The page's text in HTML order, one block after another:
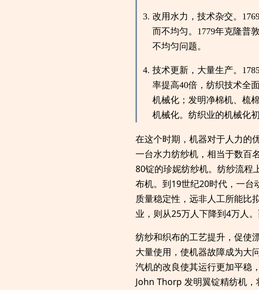
改用水力，技术杂交。
而不均匀。1779年克隆普
不均匀问题。
技术更新，大量生产。
率提高40倍，纺织技术全
机械化；发明净棉机、梳
机械化。纺织业的机械化初
在这个时期，机器对于人力的
一台水力纺纱机，相当于数百
80锭的珍妮纺纱机。纺纱流程
布机。到19世纪20时代，一台
质量稳定性，远非人工所能比
业，则从25万人下降到4万人
纺纱和织布的工艺提升，促使
大量使用，使机器故障成为大
汽机的改良使其运行更加平稳
John Thorp 发明翼锭精纺机